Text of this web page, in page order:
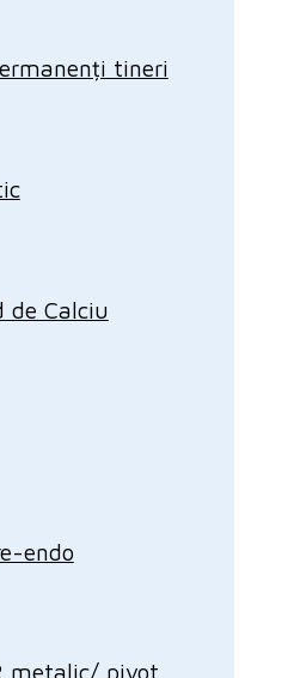
tineri
de Calciu
endo
metalic/ pivot